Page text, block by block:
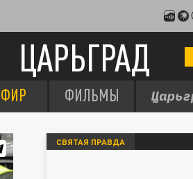
ЦАРЬГРАД
ФИЛЬМЫ
СВЯТАЯ ПРАВДА